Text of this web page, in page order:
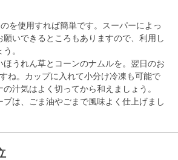
を使用すれば簡単です。スーパーによっ
願いできるところもありますので、利用し
。
うれん草とコーンのナムルを。翌日のお
ね。カップに入れて小分け冷凍も可能で
汁気はよく切ってから和えましょう。
は、ごま油やごまで風味よく仕上げまし